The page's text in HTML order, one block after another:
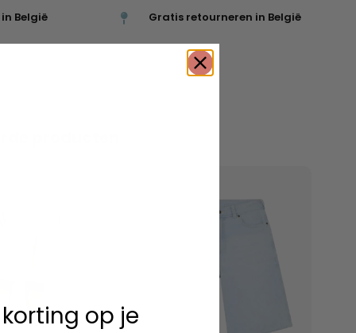
België Gratis retourneren in België
op je